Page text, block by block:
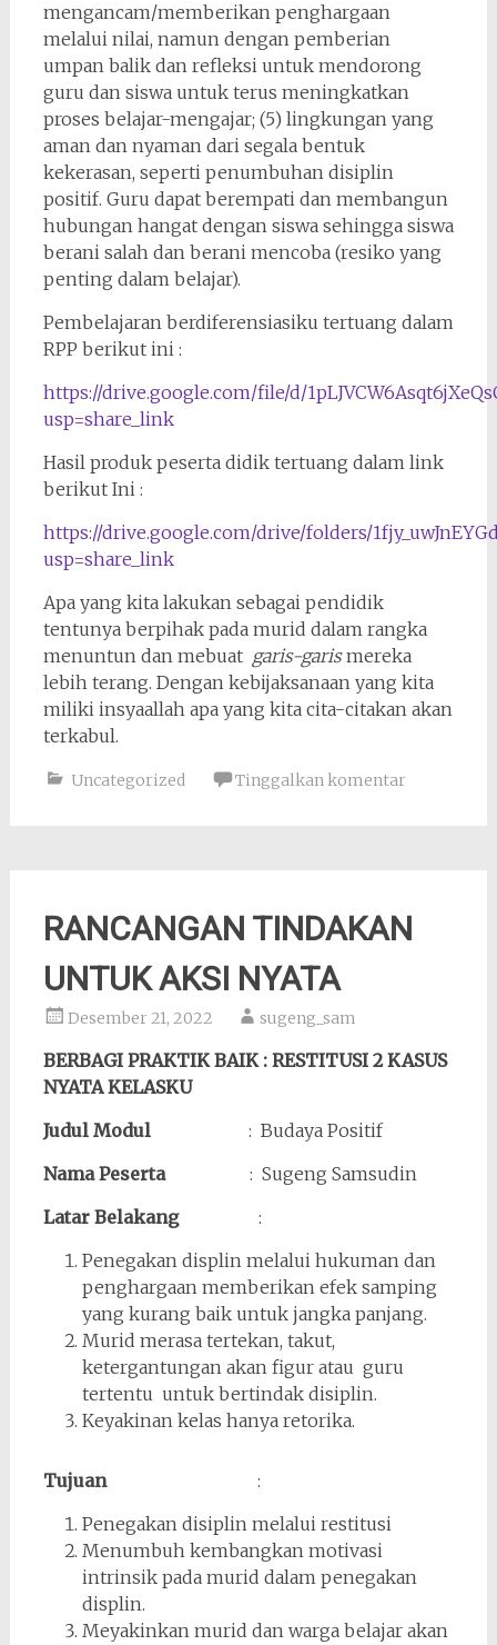
mengancam/memberikan penghargaan
melalui nilai, namun dengan pemberian
umpan balik dan refleksi untuk mendorong
guru dan siswa untuk terus meningkatkan
proses belajar-mengajar; (5) lingkungan yang
aman dan nyaman dari segala bentuk
kekerasan, seperti penumbuhan disiplin
positif. Guru dapat berempati dan membangun
hubungan hangat dengan siswa sehingga siswa
berani salah dan berani mencoba (resiko yang
penting dalam belajar).
Pembelajaran berdiferensiasiku tertuang dalam
RPP berikut ini :
https://drive.google.com/file/d/
usp=share_link
Hasil produk peserta didik tertuang dalam link
berikut Ini :
https://drive.google.com/drive/folders/
usp=share_link
Apa yang kita lakukan sebagai pendidik
tentunya berpihak pada murid dalam rangka
menuntun dan mebuat garis-garismereka
lebih terang. Dengan kebijaksanaan yang kita
miliki insyaallah apa yang kita cita-citakan akan
terkabul.
Uncategorized Tinggalkan komentar
RANCANGAN TINDAKAN
UNTUK AKSI NYATA
Desember 21, 2022 sugeng_sam
BERBAGI PRAKTIK BAIK : RESTITUSI 2 KASUS
NYATA KELASKU
Judul Modul: Budaya Positif
Nama Peserta
: Sugeng Samsudin
Latar Belakang
:
Penegakan displin melalui hukuman dan
penghargaan memberikan efek samping
yang kurang baik untuk jangka panjang.
Murid merasa tertekan, takut,
ketergantungan akan figur atau guru
tertentu untuk bertindak disiplin.
Keyakinan kelas hanya retorika.
Tujuan
:
Penegakan disiplin melalui restitusi
Menumbuh kembangkan motivasi
intrinsik pada murid dalam penegakan
displin.
Meyakinkan murid dan warga belajar akan